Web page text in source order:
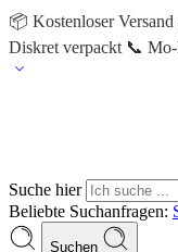
📦 Kostenloser
Diskret verpackt 📞
Suche hier
Beliebte Suchanfragen:
Suchen